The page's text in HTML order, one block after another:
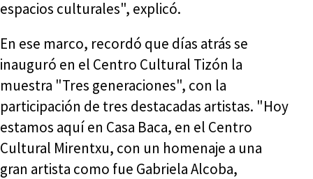
espacios culturales", explicó.
En ese marco, recordó que días atrás se
inauguró en el Centro Cultural Tizón la
muestra "Tres generaciones", con la
participación de tres destacadas artistas. "Hoy
estamos aquí en Casa Baca, en el Centro
Cultural Mirentxu, con un homenaje a una
gran artista como fue Gabriela Alcoba,